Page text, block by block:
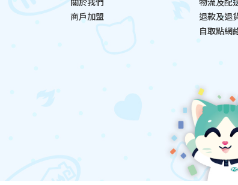
商戶加盟
退款及退
自取點網